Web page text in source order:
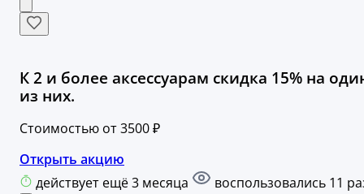
К 2 и более аксессуарам скидка 15% на
из них.
Стоимостью от 3500 ₽
Открыть акцию
действует ещё 3 месяца
воспользовались 11